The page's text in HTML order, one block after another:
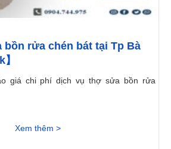
rửa chén bát tại Tp Bà
giá chi phí dịch vụ thợ sửa bồn rửa
Xem thêm >